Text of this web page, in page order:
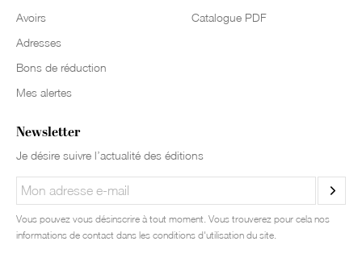
Avoirs
Adresses
Bons de réduction
Mes alertes
Catalogue PDF
Newsletter
Je désire suivre l’actualité des éditions
Vous pouvez vous désinscrire à tout moment. Vous trouverez pour cela nos
informations de contact dans les conditions d'utilisation du site.